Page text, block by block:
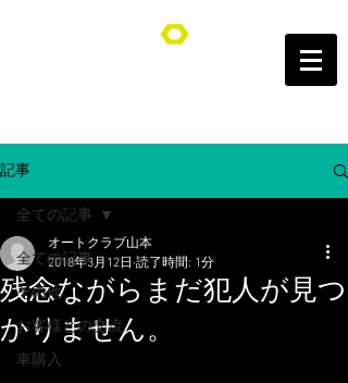
オートクラブ山本/Auto Club YAMAMOTO
記事
全ての記事
その他
お客様との交流
車購入
全ての記事
残念ながらまだ犯人が見つ
かりません。
オートクラブ山本
2018年3月12日 読了時間: 1分